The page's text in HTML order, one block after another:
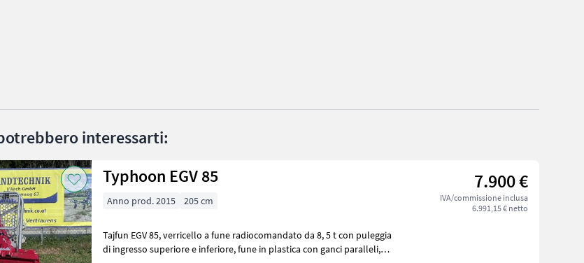
interessarti:
Typhoon EGV 85 7.900 €
IVA/commissione inclusa
6.991,15 € netto
Anno prod. 2015 205 cm
Tajfun EGV 85, verricello a fune radiocomandato da 8, 5 t con puleggia
di ingresso superiore e inferiore, fune in plastica con ganci paralleli,